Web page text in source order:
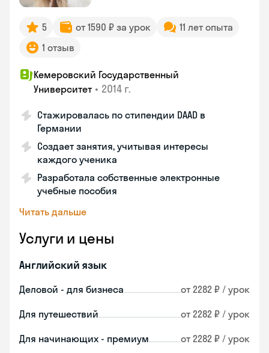
5 от 1590 ₽ за урок
11 лет опыта
1 отзыв
Кемеровский Государственный
Университет • 2014 г.
Стажировалась по стипендии DAAD в
Германии
Создает занятия, учитывая интересы
каждого ученика
Разработала собственные электронные
учебные пособия
Читать дальше
Услуги и цены
Английский язык
Деловой - для бизнеса от 2282 ₽ / урок
Для путешествий от 2282 ₽ / урок
Для начинающих - премиум от 2282 ₽ / урок